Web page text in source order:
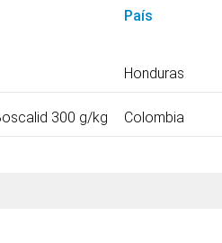
País
Honduras
300 g/kg Colombia